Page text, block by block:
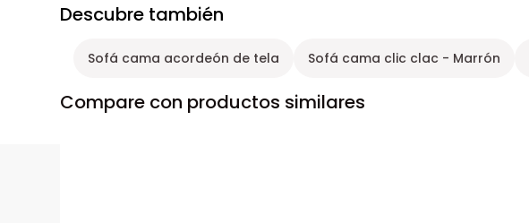
Descubre también
Sofá cama acordeón de tela Sofá cama clic clac - Marrón
Compare con productos similares